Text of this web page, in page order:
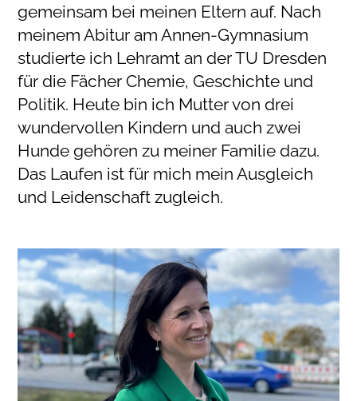
gemeinsam bei meinen Eltern auf. Nach
meinem Abitur am Annen-Gymnasium
studierte ich Lehramt an der TU Dresden
für die Fächer Chemie, Geschichte und
Politik. Heute bin ich Mutter von drei
wundervollen Kindern und auch zwei
Hunde gehören zu meiner Familie dazu.
Das Laufen ist für mich mein Ausgleich
und Leidenschaft zugleich.